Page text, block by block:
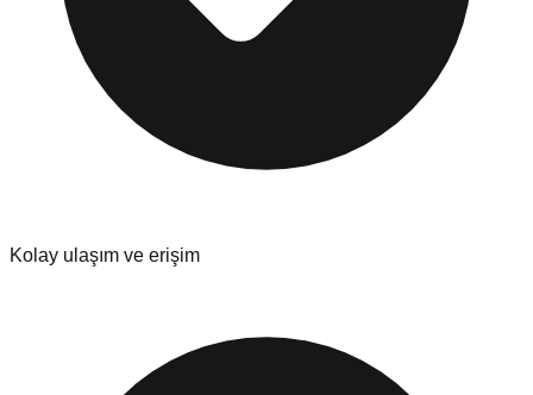
Kolay ulaşım ve erişim